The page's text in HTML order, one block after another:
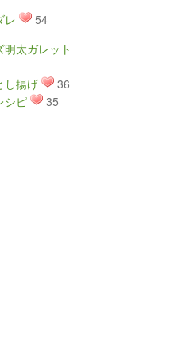
レ
54
太ガレット
し揚げ
36
シピ
35